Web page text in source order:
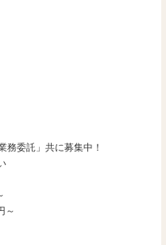
務委託」共に募集中！
～